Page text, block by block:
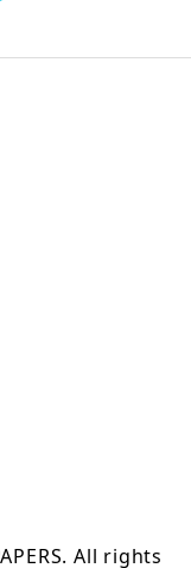
All rights